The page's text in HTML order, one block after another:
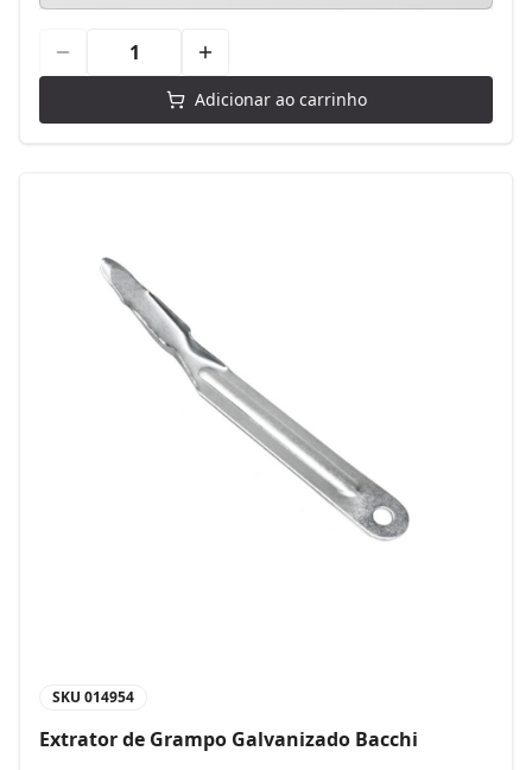
Adicionar ao carrinho
SKU 014954
Extrator de Grampo Galvanizado Bacchi